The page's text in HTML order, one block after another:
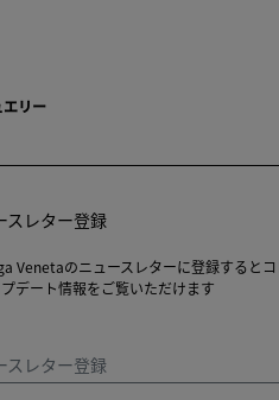
エリー
スレター登録
Venetaのニュースレターに登録すると
デート情報をご覧いただけます
スレター登録